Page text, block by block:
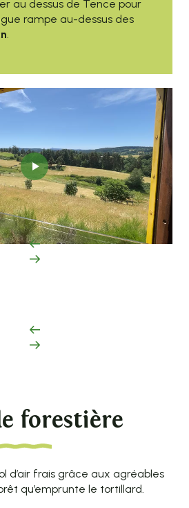
au dessus de Tence pour
rampe au-dessus des
.
forestière
d’air frais grâce aux agréables
qu’emprunte le tortillard.